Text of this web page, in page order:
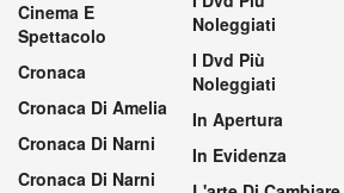
Cinema E
Spettacolo
Cronaca
Cronaca Di Amelia
Cronaca Di Narni
Cronaca Di Narni
Noleggiati
I Dvd Più
Noleggiati
In Apertura
In Evidenza